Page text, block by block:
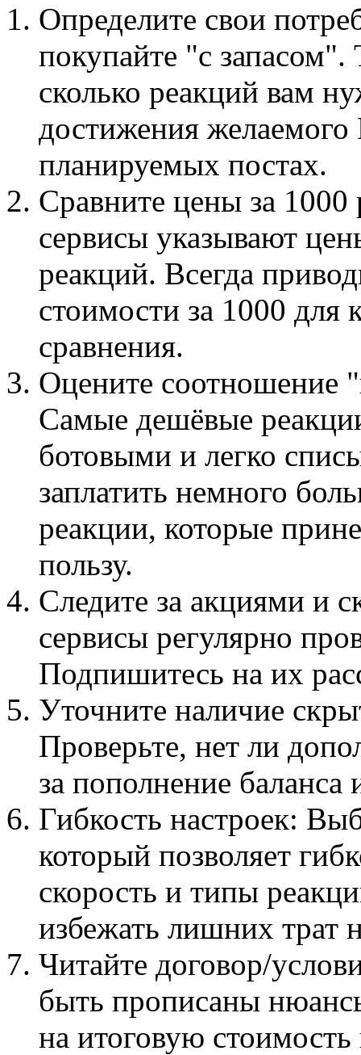
Определите свои
покупайте "с запасом".
сколько реакций вам
достижения
планируемых постах.
Сравните цены за
сервисы указывают
реакций. Всегда
стоимости за 1000 для
сравнения.
Оцените соотношение
Самые дешёвые
ботовыми и легко
заплатить немного
реакции, которые
пользу.
Следите за акциями и
сервисы регулярно
Подпишитесь на их
Уточните наличие
Проверьте, нет ли
за пополнение баланса
Гибкость настроек:
который позволяет
скорость и типы
избежать лишних трат
Читайте договор/
быть прописаны
на итоговую стоимость